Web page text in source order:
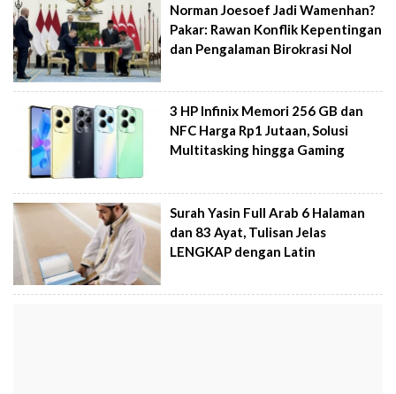
Norman Joesoef Jadi Wamenhan?
Pakar: Rawan Konflik Kepentingan
dan Pengalaman Birokrasi Nol
3 HP Infinix Memori 256 GB dan
NFC Harga Rp1 Jutaan, Solusi
Multitasking hingga Gaming
Surah Yasin Full Arab 6 Halaman
dan 83 Ayat, Tulisan Jelas
LENGKAP dengan Latin